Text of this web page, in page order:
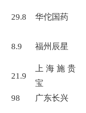
29.8 华佗国药
8.9 福州辰星
21.9
上海施贵
宝
98 广东长兴